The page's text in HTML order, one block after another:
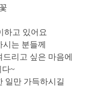
하고 있어요
는 분들께
리고 싶은 마음에
다~
일만 가득하시길